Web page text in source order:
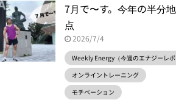
7月で〜す。今年の半分地
点
2026/7/4
Weekly Energy（今週のエナジーレポ
オンライントレーニング
モチベーション